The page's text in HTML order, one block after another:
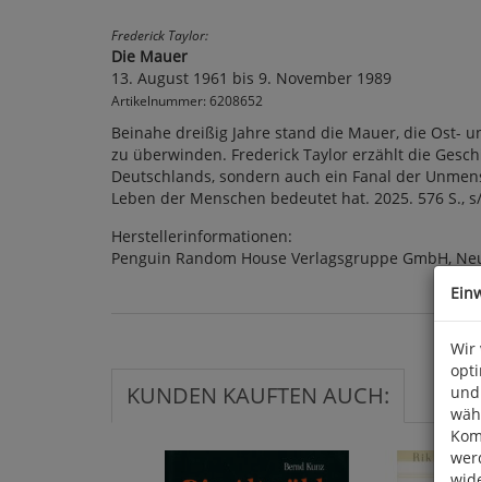
Frederick Taylor:
Die Mauer
13. August 1961 bis 9. November 1989
Artikelnummer: 6208652
Beinahe dreißig Jahre stand die Mauer, die Ost-
zu überwinden. Frederick Taylor erzählt die
Deutschlands, sondern auch ein Fanal der
Leben der Menschen bedeutet hat. 2025. 576 S.,
Herstellerinformationen:
Penguin Random House Verlagsgruppe GmbH,
KUNDEN KAUFTEN AUCH:
Wir